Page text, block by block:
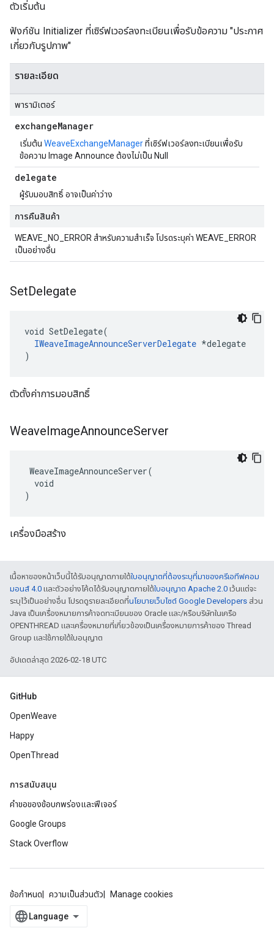
ตัวเริ่มต้น
ฟังก์ชัน Initializer ที่เซิร์ฟเวอร์ลงทะเบียนเพื่อรับข้อความ "ประกาศ
เกี่ยวกับรูปภาพ"
รายละเอียด
พารามิเตอร์
exchangeManager
เริ่มต้น WeaveExchangeManagerที่เซิร์ฟเวอร์ลงทะเบียนเพื่อรับ
ข้อความ Image Announce ต้องไม่เป็น Null
delegate
ผู้รับมอบสิทธิ์ อาจเป็นค่าว่าง
การคืนสินค้า
WEAVE_NO_ERROR สำหรับความสำเร็จ โปรดระบุค่า WEAVE_ERROR
เป็นอย่างอื่น
SetDelegate
void SetDelegate(
IWeaveImageAnnounceServerDelegate *delegate
)
ตัวตั้งค่าการมอบสิทธิ์
WeaveImageAnnounceServer
WeaveImageAnnounceServer(
  void
)
เครื่องมือสร้าง
เนื้อหาของหน้าเว็บนี้ได้รับอนุญาตภายใต้ใบอนุญาตที่ต้องระบุที่มาของครีเอทีฟคอม
มอนส์ 4.0 และตัวอย่างโค้ดได้รับอนุญาตภายใต้ใบอนุญาต Apache 2.0 เว้นแต่จะ
ระบุไว้เป็นอย่างอื่น โปรดดูรายละเอียดที่นโยบายเว็บไซต์ Google Developers ส่วน
Java เป็นเครื่องหมายการค้าจดทะเบียนของ Oracle และ/หรือบริษัทในเครือ
OPENTHREAD และเครื่องหมายที่เกี่ยวข้องเป็นเครื่องหมายการค้าของ Thread
Group และใช้ภายใต้ใบอนุญาต
อัปเดตล่าสุด 2026-02-18 UTC
GitHub
OpenWeave
Happy
OpenThread
การสนับสนุน
คำขอของข้อบกพร่องและฟีเจอร์
Google Groups
Stack Overflow
ข้อกำหนด ความเป็นส่วนตัว Manage cookies